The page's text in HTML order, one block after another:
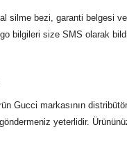
silme bezi, garanti belgesi
bilgileri size SMS olarak
Gucci markasının
yeterlidir.